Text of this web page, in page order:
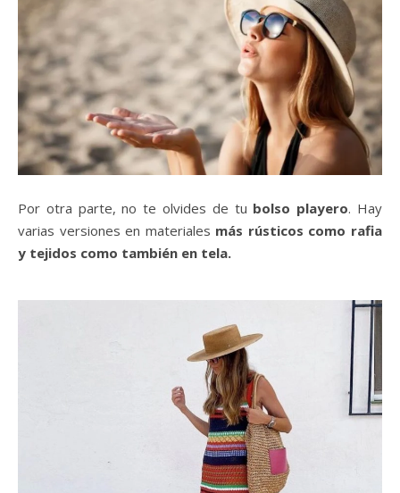
Por otra parte, no te olvides de tu bolso playero. Hay
varias versiones en materiales más rústicos como rafia
y tejidos como también en tela.